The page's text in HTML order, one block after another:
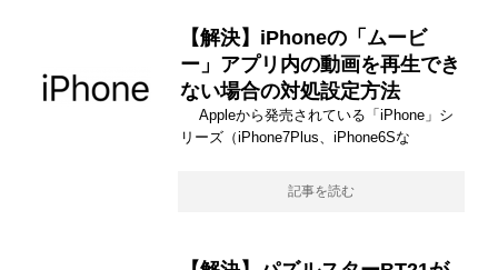
【解決】iPhoneの「ムービ
ー」アプリ内の動画を再生でき
ない場合の対処設定方法
Appleから発売されている「iPhone」シ
リーズ（iPhone7Plus、iPhone6Sな
記事を読む